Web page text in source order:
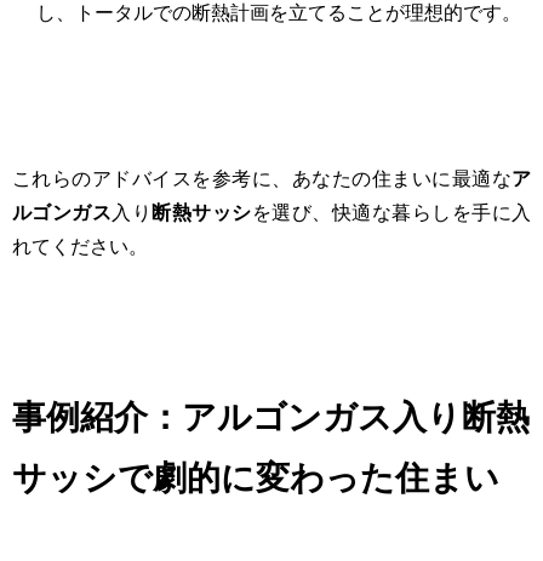
し、トータルでの断熱計画を立てることが理想的です。
これらのアドバイスを参考に、あなたの住まいに最適なア
ルゴンガス 入り断熱サッシを選び、快適な暮らしを手に入
れてください。
事例紹介：アルゴンガス入り断熱
サッシで劇的に変わった住まい